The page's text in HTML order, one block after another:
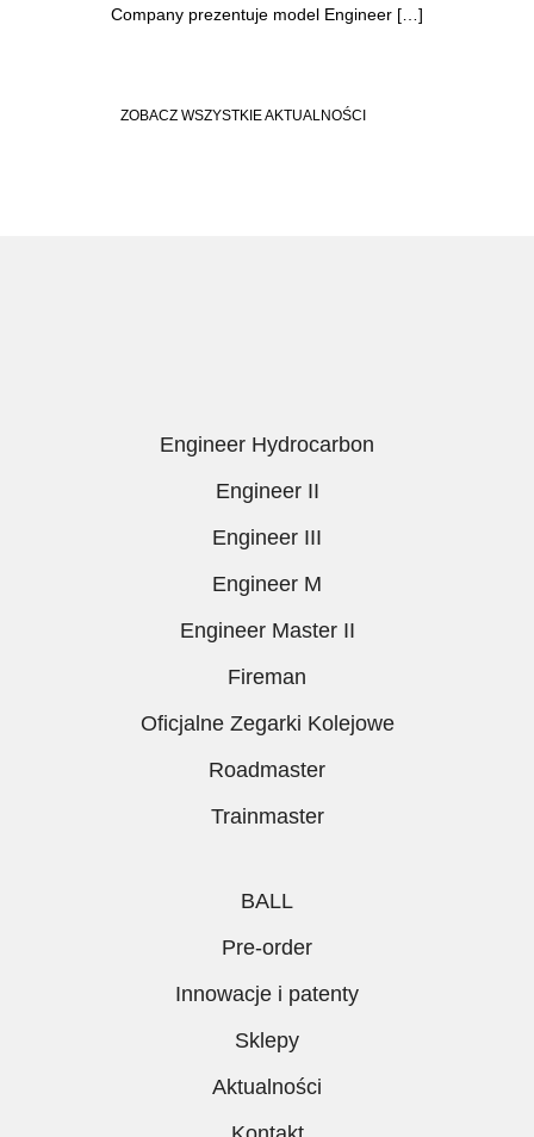
Company prezentuje model Engineer […]
ZOBACZ WSZYSTKIE AKTUALNOŚCI
Engineer Hydrocarbon
Engineer II
Engineer III
Engineer M
Engineer Master II
Fireman
Oficjalne Zegarki Kolejowe
Roadmaster
Trainmaster
BALL
Pre-order
Innowacje i patenty
Sklepy
Aktualności